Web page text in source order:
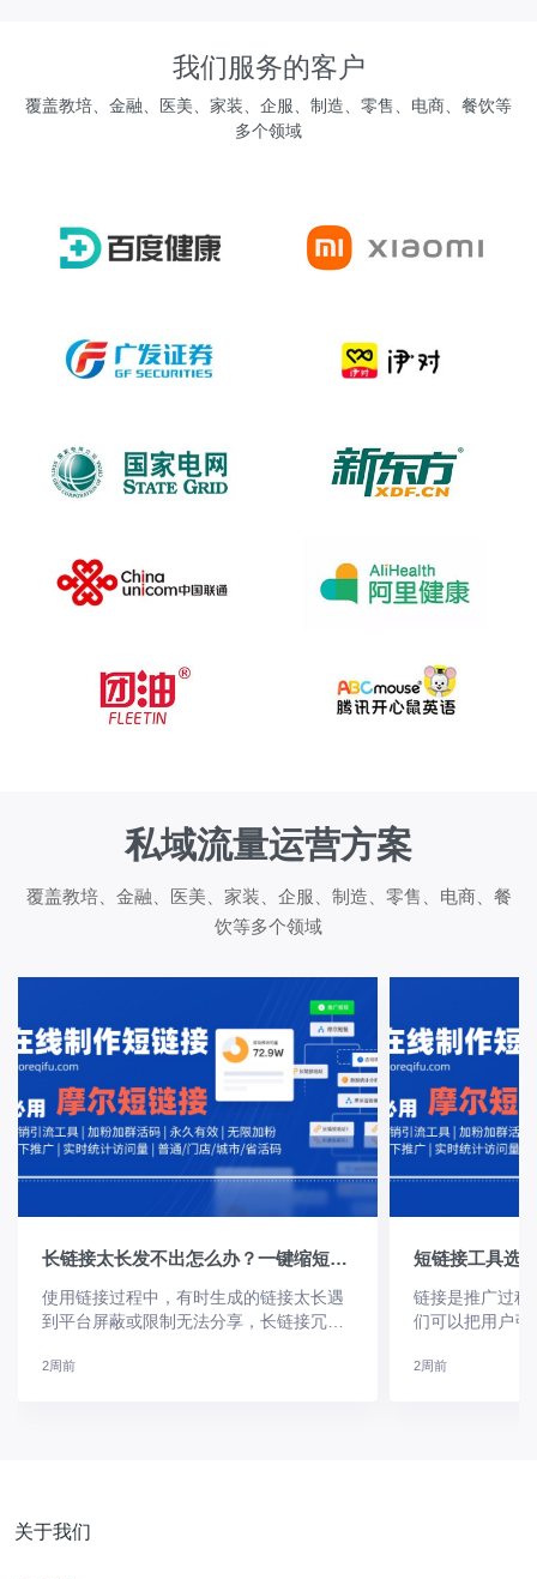
我们服务的客户
覆盖教培、金融、医美、家装、企服、制造、零售、电商、餐饮等
多个领域
私域流量运营方案
覆盖教培、金融、医美、家装、企服、制造、零售、电商、餐
饮等多个领域
长链接太长发不出怎么办？一键缩短长链接完整教程
使用链接过程中，有时生成的链接太长遇
到平台屏蔽或限制无法分享，长链接冗长
多，借助摩尔短链接可快速将长链接缩短
2周前
链接是推广过程
们可以把用户引
并、转换成二维
2周前
关于我们